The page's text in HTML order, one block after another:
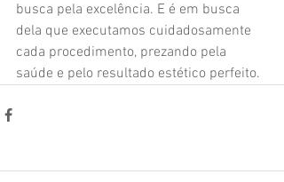
busca pela excelência. E é em busca
dela que executamos cuidadosamente
cada procedimento, prezando pela
saúde e pelo resultado estético perfeito.